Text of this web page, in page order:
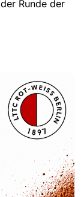
Runde der